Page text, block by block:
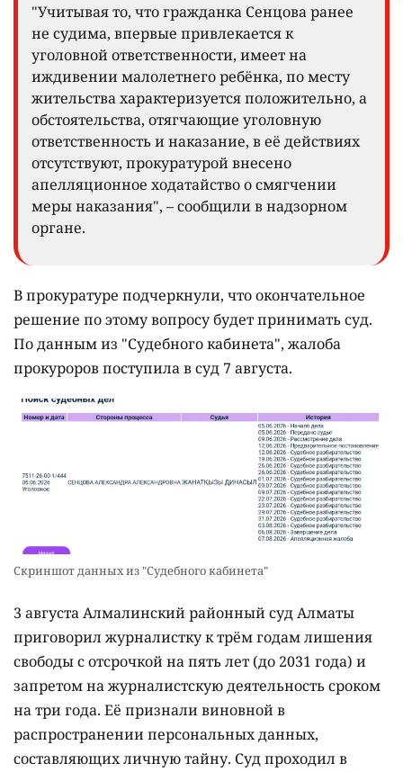
"Учитывая то, что гражданка Сенцова ранее
не судима, впервые привлекается к
уголовной ответственности, имеет на
иждивении малолетнего ребёнка, по месту
жительства характеризуется положительно, а
обстоятельства, отягчающие уголовную
ответственность и наказание, в её действиях
отсутствуют, прокуратурой внесено
апелляционное ходатайство о смягчении
меры наказания", – сообщили в надзорном
органе.
В прокуратуре подчеркнули, что окончательное
решение по этому вопросу будет принимать суд.
По данным из "Судебного кабинета", жалоба
прокуроров поступила в суд 7 августа.
Скриншот данных из "Судебного кабинета"
3 августа Алмалинский районный суд Алматы
приговорил журналистку к трём годам лишения
свободы с отсрочкой на пять лет (до 2031 года) и
запретом на журналистскую деятельность сроком
на три года. Её признали виновной в
распространении персональных данных,
составляющих личную тайну. Суд проходил в